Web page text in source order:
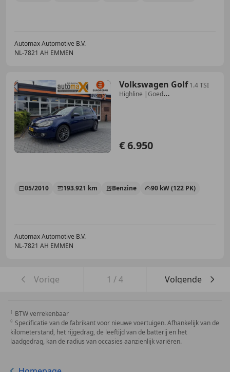
Automax Automotive B.V.
NL-7821 AH EMMEN
Volkswagen Golf 1.4 TSI
Highline |Goed
€ 6.950
05/2010 193.921 km Benzine 90 kW (122 PK)
Automax Automotive B.V.
NL-7821 AH EMMEN
Vorige 1 /4 Volgende
BTW verrekenbaar
Specificatie van de fabrikant voor nieuwe voertuigen. Afhankelijk van de
kilometerstand, het rijgedrag, de leeftijd van de batterij en het
laadgedrag, kan de radius van occasies aanzienlijk variëren.